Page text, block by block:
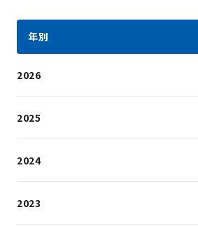
年別
2026
2025
2024
2023